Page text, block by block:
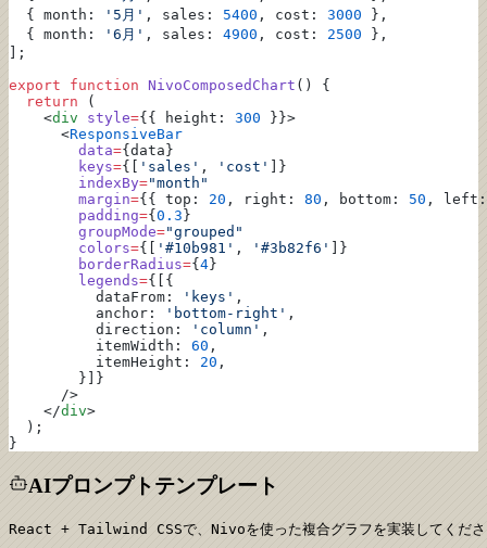
  { month:
'5月' , sales: 5400 , cost: 3000 },
  { month:
'6月' , sales: 4900 , cost: 2500 },
];
export function NivoComposedChart () {
  return
(
    <
div style={{ height: 300 }}>
      <
ResponsiveBar
        data
={data}
        keys
={[ 'sales' , 'cost'
]}
        indexBy
="month"
        margin
={{ top: 20 , right: 80 , bottom: 50 ,
        padding
={ 0.3 }
        groupMode
="grouped"
        colors
={[ '#10b981' , '#3b82f6'
]}
        borderRadius
={ 4 }
        legends
={[{
          dataFrom:
'keys' ,
          anchor:
'bottom-right' ,
          direction:
'column' ,
          itemWidth:
60 ,
          itemHeight:
20 ,
        }]}
      />
    </
div>
  );
}
AIプロンプトテンプレート
React + Tailwind CSSで、Nivoを使った複合グラフを実装してくださ